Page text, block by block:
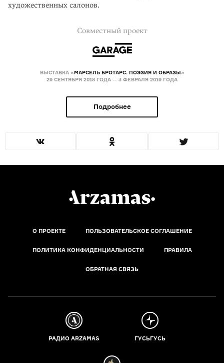
художественных салонов.
Совместный проект
ВЫСТАВКА «МАРСЕЛЬ БРОТАРС. ПОЭЗИЯ И ОБРАЗЫ»
29 СЕНТЯБРЯ 2018 ГОДА — 3 ФЕВРАЛЯ 2019 ГОДА
Подробнее
О ПРОЕКТЕ ПОЛЬЗОВАТЕЛЬСКОЕ СОГЛАШЕНИЕ
ПОЛИТИКА КОНФИДЕНЦИАЛЬНОСТИ ПРАВИЛА
ОБРАТНАЯ СВЯЗЬ
РАДИО ARZAMAS ГУСЬГУСЬ